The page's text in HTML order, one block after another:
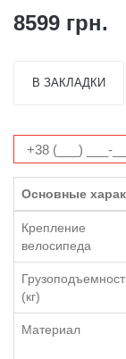
8599 грн.
В ЗАКЛАДКИ
Основные
Крепление
велосипеда
(кг)
Материал